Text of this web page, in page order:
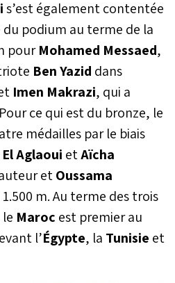
s’est également contentée
podium au terme de la
pourMohamed Messaed,
Ben Yazid dans
Imen Makrazi, qui a
ce qui est du bronze, le
médailles par le biais
Aglaoui etAïcha
etOussama
m. Au terme des trois
Maroc est premier au
l’Égypte, la Tunisie et